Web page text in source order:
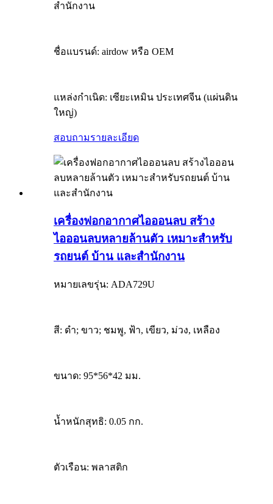
สำนักงาน
ชื่อแบรนด์: airdow หรือ OEM
แหล่งกำเนิด: เซียะเหมิน ประเทศจีน (แผ่นดิน
ใหญ่)
สอบถามรายละเอียด
เครื่องฟอกอากาศไอออนลบ สร้าง
ไอออนลบหลายล้านตัว เหมาะสำหรับ
รถยนต์ บ้าน และสำนักงาน
หมายเลขรุ่น: ADA729U
สี: ดำ; ขาว; ชมพู, ฟ้า, เขียว, ม่วง, เหลือง
ขนาด: 95*56*42 มม.
น้ำหนักสุทธิ: 0.05 กก.
ตัวเรือน: พลาสติก